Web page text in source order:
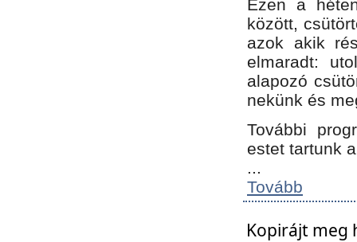
Ezen a
között,
azok akik
elmaradt:
alapozó
nekünk és
További
estet tartunk
...
Tovább
Kopirájt meg